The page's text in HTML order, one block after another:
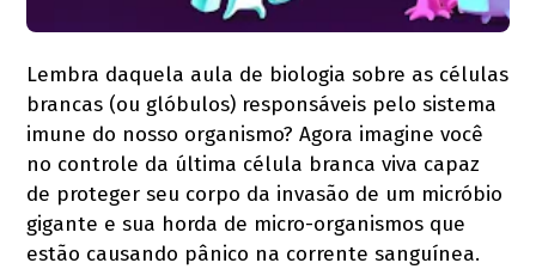
Lembra daquela aula de biologia sobre as células
brancas (ou glóbulos) responsáveis pelo sistema
imune do nosso organismo? Agora imagine você
no controle da última célula branca viva capaz
de proteger seu corpo da invasão de um micróbio
gigante e sua horda de micro-organismos que
estão causando pânico na corrente sanguínea.